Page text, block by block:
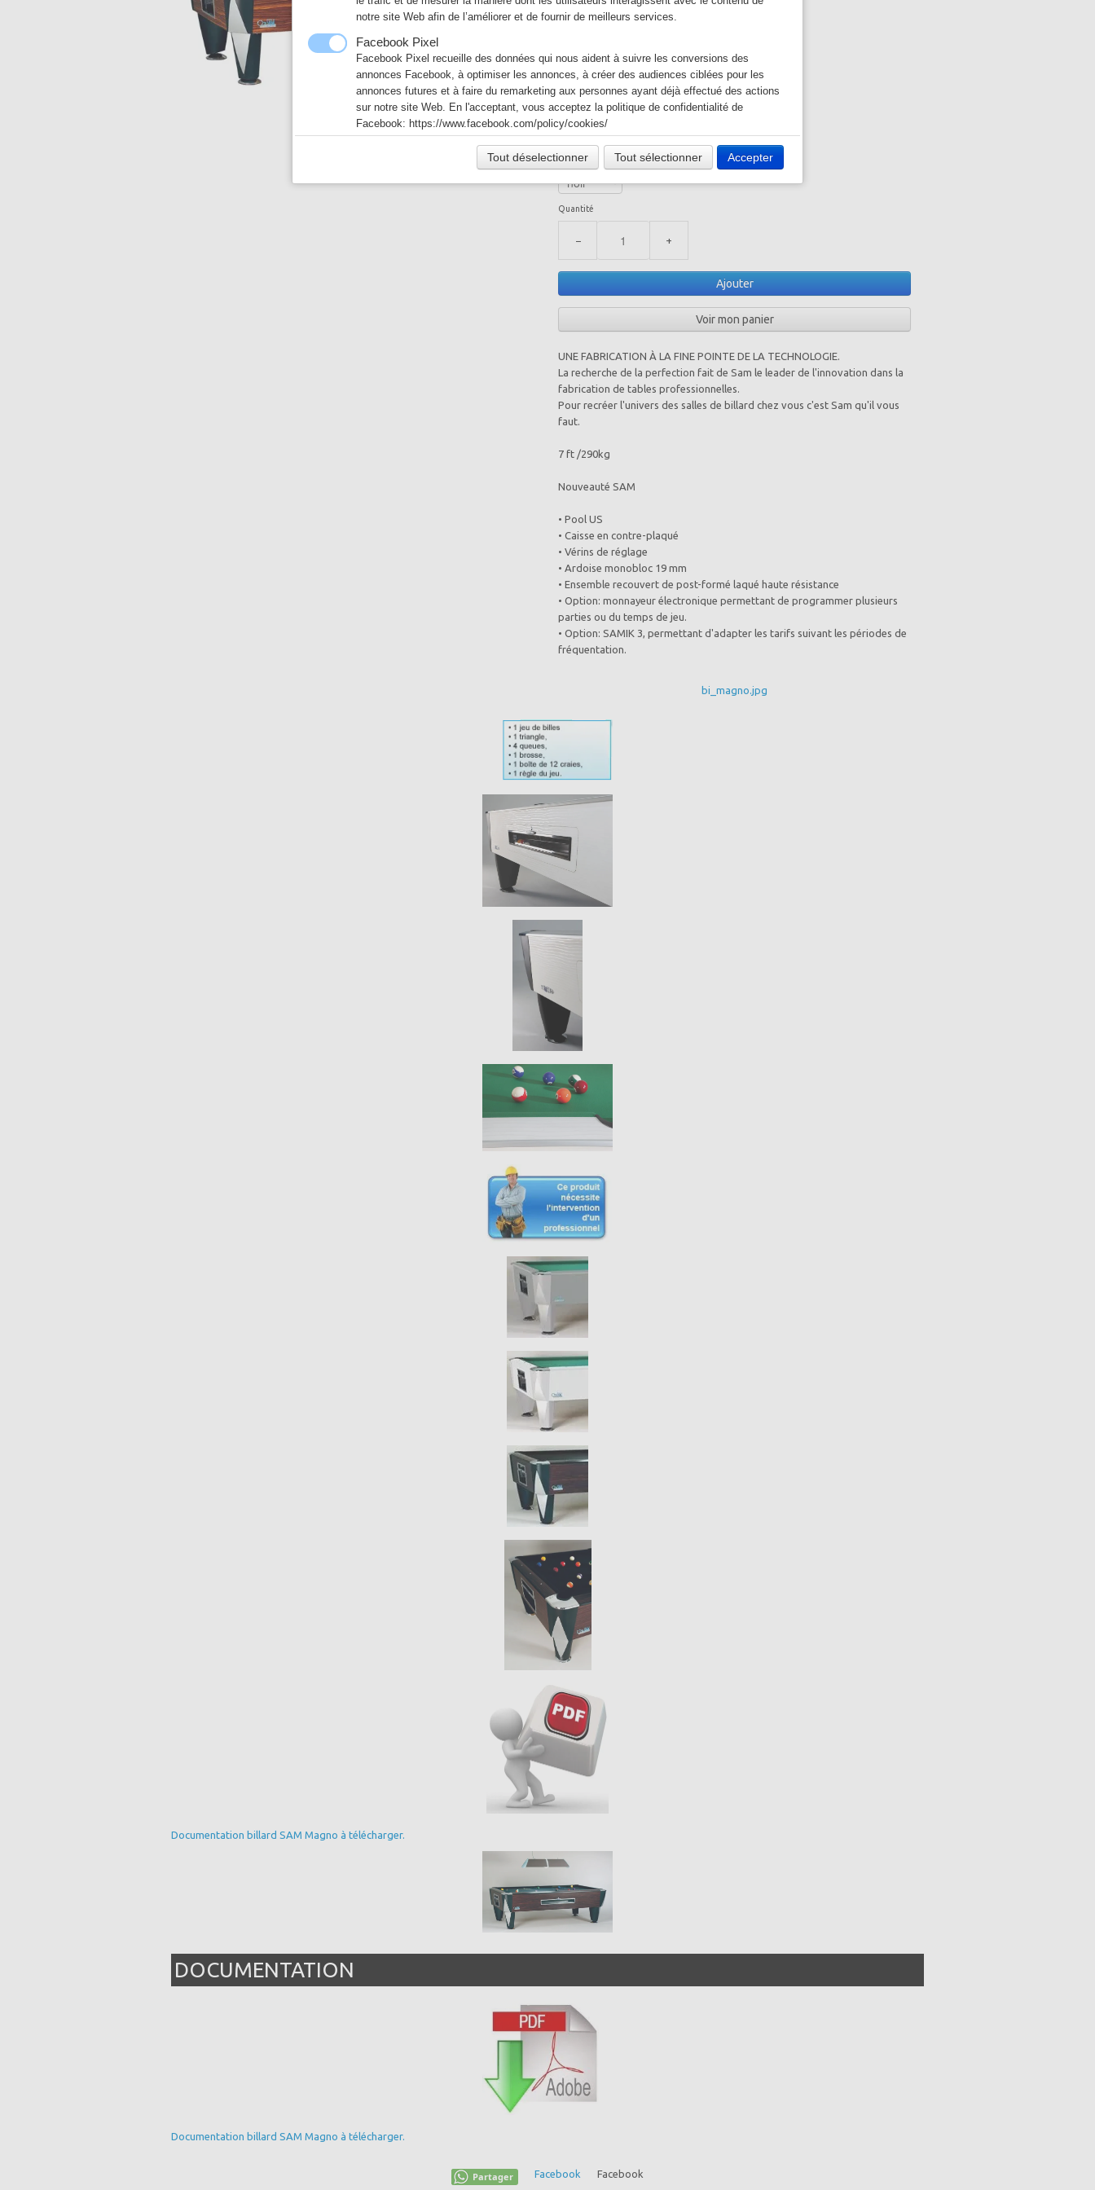
Monnayeur
Samik 3
Dimension
couleur
Quantité
− +
Ajouter
Voir mon panier
UNE FABRICATION À LA FINE POINTE DE LA TECHNOLOGIE.
La recherche de la perfection fait de Sam le leader de l'innovation dans la
fabrication de tables professionnelles.
Pour recréer l'univers des salles de billard chez vous c'est Sam qu'il vous
faut.
7 ft /290kg
Nouveauté SAM
• Pool US
• Caisse en contre-plaqué
• Vérins de réglage
• Ardoise monobloc 19 mm
• Ensemble recouvert de post-formé laqué haute résistance
• Option: monnayeur électronique permettant de programmer plusieurs
parties ou du temps de jeu.
• Option: SAMIK 3, permettant d'adapter les tarifs suivant les périodes de
fréquentation.
bi_magno.jpg
Documentation billard SAM Magno à télécharger.
DOCUMENTATION
Documentation billard SAM Magno à télécharger.
Partager Facebook Facebook
notre site Web afin de l’améliorer et de fournir de meilleurs services.
Facebook Pixel
Facebook Pixel recueille des données qui nous aident à suivre les conversions des
annonces Facebook, à optimiser les annonces, à créer des audiences ciblées pour les
annonces futures et à faire du remarketing aux personnes ayant déjà effectué des actions
sur notre site Web. En l'acceptant, vous acceptez la politique de confidentialité de
Facebook: https://www.facebook.com/policy/cookies/
Notre site Web vous permet d’aimer ou de partager son contenu sur le réseau social
Facebook. En l'utilisant, vous acceptez les règles de confidentialité de Facebook:
Les tweets intégrés et les services de partage de Twitter sont utilisés sur notre site Web.
https://help.twitter.com/fr/rules-and-policies/twitter-cookies
Notre site Web utilise Google Ads pour afficher du contenu publicitaire. En l'activant, vous
acceptez les règles de confidentialité de Google:
Tout déselectionner Tout sélectionner Accepter